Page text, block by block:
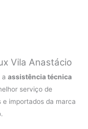
Vila Anastácio
aassistência técnica
serviço de
e importados da marca